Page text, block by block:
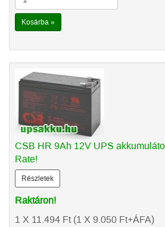
Kosárba »
CSB HR 9Ah 12V UPS
Rate!
Részletek
Raktáron!
1 X 11.494 Ft(1 X 9.050 Ft+ÁFA)